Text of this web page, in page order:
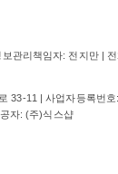
관리책임자: 전지만 |
33-11 | 사업자등록번
자: (주)식스샵